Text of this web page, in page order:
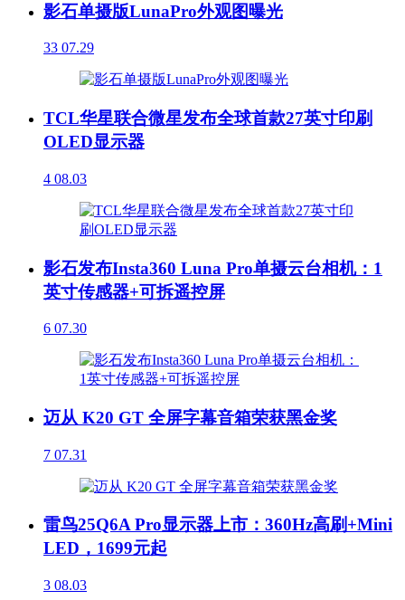
影石单摄版LunaPro外观图曝光
33 07.29
TCL华星联合微星发布全球首款27英寸印刷
OLED显示器
4 08.03
影石发布Insta360 Luna Pro单摄云台相机：1
英寸传感器+可拆遥控屏
6 07.30
迈从 K20 GT 全屏字幕音箱荣获黑金奖
7 07.31
雷鸟25Q6A Pro显示器上市：360Hz高刷+Mini
LED，1699元起
3 08.03